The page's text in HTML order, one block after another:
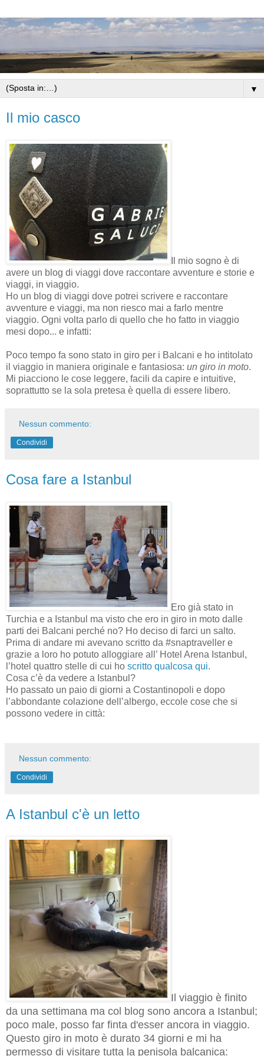
▼
Il mio casco
Il mio sogno è di
avere un blog di viaggi dove raccontare avventure e storie e
viaggi, in viaggio.
Ho un blog di viaggi dove potrei scrivere e raccontare
avventure e viaggi, ma non riesco mai a farlo mentre
viaggio. Ogni volta parlo di quello che ho fatto in viaggio
mesi dopo... e infatti:
Poco tempo fa sono stato in giro per i Balcani e ho intitolato
il viaggio in maniera originale e fantasiosa: un giro in moto.
Mi piacciono le cose leggere, facili da capire e intuitive,
soprattutto se la sola pretesa è quella di essere libero.
Nessun commento:
Condividi
Cosa fare a Istanbul
Ero già stato in
Turchia e a Istanbul ma visto che ero in giro in moto dalle
parti dei Balcani perché no? Ho deciso di farci un salto.
Prima di andare mi avevano scritto da #snaptraveller e
grazie a loro ho potuto alloggiare all’ Hotel Arena Istanbul,
l’hotel quattro stelle di cui ho scritto qualcosa qui.
Cosa c’è da vedere a Istanbul?
Ho passato un paio di giorni a Costantinopoli e dopo
l’abbondante colazione dell’albergo, eccole cose che si
possono vedere in città:
Nessun commento:
Condividi
A Istanbul c'è un letto
Il viaggio è finito
da una settimana ma col blog sono ancora a Istanbul;
poco male, posso far finta d'esser ancora in viaggio.
Questo giro in moto è durato 34 giorni e mi ha
permesso di visitare tutta la penisola balcanica: